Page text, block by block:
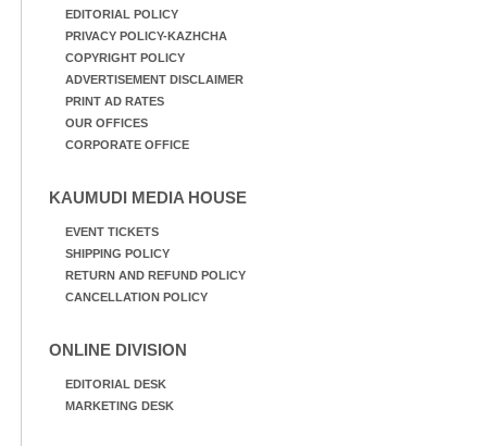
EDITORIAL POLICY
PRIVACY POLICY-KAZHCHA
COPYRIGHT POLICY
ADVERTISEMENT DISCLAIMER
PRINT AD RATES
OUR OFFICES
CORPORATE OFFICE
KAUMUDI MEDIA HOUSE
EVENT TICKETS
SHIPPING POLICY
RETURN AND REFUND POLICY
CANCELLATION POLICY
ONLINE DIVISION
EDITORIAL DESK
MARKETING DESK